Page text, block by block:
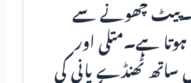
چھونے سے
ہے۔متلی اور
ساتھ ٹھنڈے پانی کی